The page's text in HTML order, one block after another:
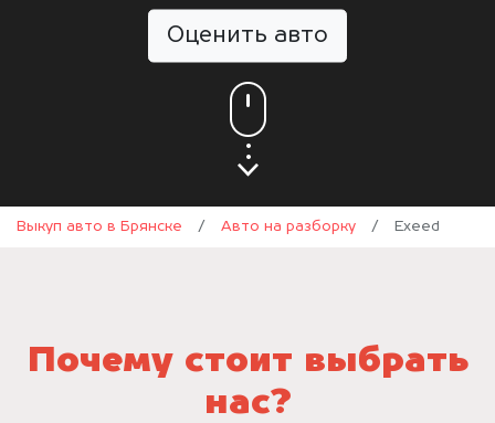
Оценить авто
Выкуп авто в Брянске / Авто на разборку / Exeed
Почему стоит выбрать
нас?